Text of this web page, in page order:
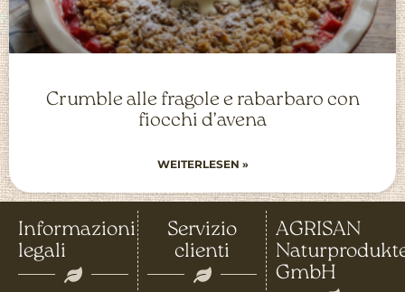
Crumble alle fragole e rabarbaro con
fiocchi d’avena
WEITERLESEN »
Informazioni
legali
Servizio
clienti
AGRISAN
GmbH